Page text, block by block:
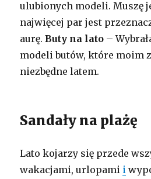
ulubionych modeli. Muszę
najwięcej par jest
aurę.Buty na lato –
modeli butów, które moim
niezbędne latem.
Sandały na plażę
Lato kojarzy się przede
wakacjami, urlopami i